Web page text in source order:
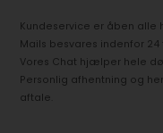
Kundeservice er åben alle
Mails besvares indenfor 24
Vores Chat hjælper hele
Personlig afhentning og
aftale.